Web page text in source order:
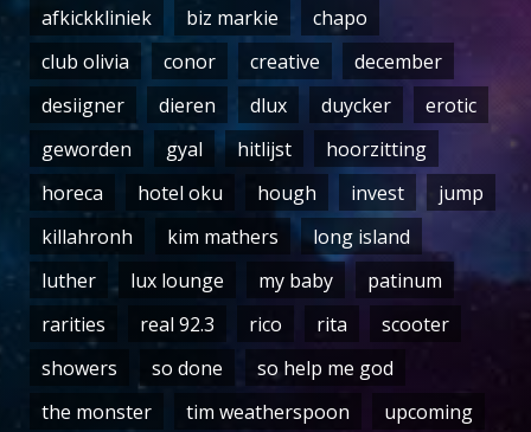
afkickkliniek biz markie
chapo
club olivia
conor creative
december
desiigner
dieren dlux duycker
erotic
geworden
gyal hitlijst
hoorzitting
horeca
hotel oku hough invest
jump
killahronh
kim mathers
long island
luther
lux lounge my baby
patinum
rarities
real 92.3 rico rita
scooter
showers
so done
so help me god
the monster
tim weatherspoon upcoming